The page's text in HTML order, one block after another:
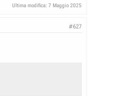
Ultima modifica: 7 Maggio 2025
#627